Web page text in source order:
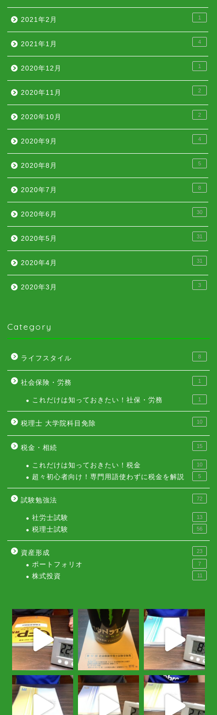
2021年2月 1
2021年1月 4
2020年12月 1
2020年11月 2
2020年10月 2
2020年9月 4
2020年8月 5
2020年7月 8
2020年6月 30
2020年5月 31
2020年4月 31
2020年3月 3
Category
ライフスタイル 8
社会保険・労務 1
これだけは知っておきたい！社保・労務 1
税理士 大学院科目免除 10
税金・相続 15
これだけは知っておきたい！税金 10
超々初心者向け！専門用語使わずに税金を解説 5
試験勉強法 72
社労士試験 13
税理士試験 56
資産形成 23
ポートフォリオ 7
株式投資 11